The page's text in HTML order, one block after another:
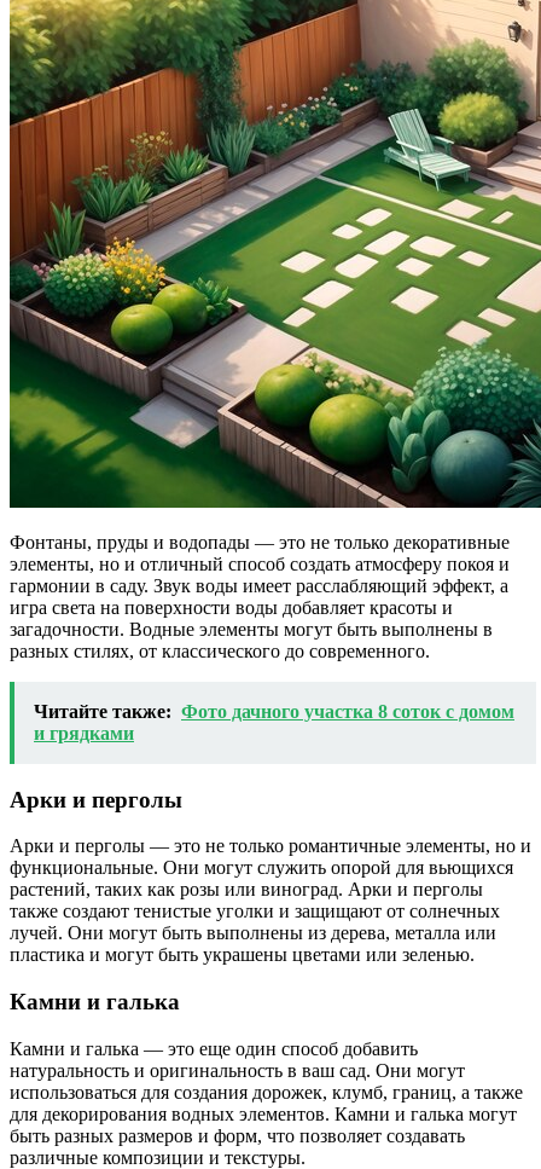
Фонтаны, пруды и водопады — это не только декоративные
элементы, но и отличный способ создать атмосферу покоя и
гармонии в саду. Звук воды имеет расслабляющий эффект, а
игра света на поверхности воды добавляет красоты и
загадочности. Водные элементы могут быть выполнены в
разных стилях, от классического до современного.
Читайте также: Фото дачного участка 8 соток с домом
и грядками
Арки и перголы
Арки и перголы — это не только романтичные элементы, но и
функциональные. Они могут служить опорой для вьющихся
растений, таких как розы или виноград. Арки и перголы
также создают тенистые уголки и защищают от солнечных
лучей. Они могут быть выполнены из дерева, металла или
пластика и могут быть украшены цветами или зеленью.
Камни и галька
Камни и галька — это еще один способ добавить
натуральность и оригинальность в ваш сад. Они могут
использоваться для создания дорожек, клумб, границ, а также
для декорирования водных элементов. Камни и галька могут
быть разных размеров и форм, что позволяет создавать
различные композиции и текстуры.